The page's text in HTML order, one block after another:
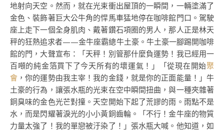
地射向天空。然而，就在光束衝出屋頂的一瞬間，一輛塗滿了
金色、裝飾著巨大公牛角的悍馬車猛地停在咖啡館門口。駕駛
座上走下一個全身肌肉、戴著鑽石項圈的男人，那人正是林天
秤的狂熱追求者——金牛座霸總牛土豪。牛土豪一腳踢開咖啡
館的門，大聲宣布：「天秤！別管那什麼負運勢！我已經用一
百噸的純金箔買下了今天所有的壞運氣！」「從現在開始聚
會 ，你的運勢由我主宰！我的金錢，就是你的正面能量！」牛
土豪的行為，讓張水瓶的光束在空中瞬間扭曲，與一種夾雜著
銅臭味的金色光芒對撞。天空開始下起了荒謬的雨。雨點不是
水，而是閃耀著淚光的小小黃銅齒輪。「不行！金牛座的物質
力量太強了！我的單戀被汙染了！」張水瓶大喊。他知道，如